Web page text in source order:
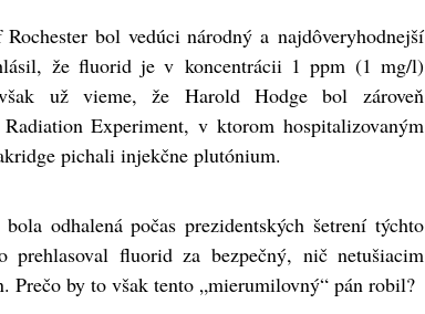
bol vedúci národný a najdôveryhodnejší
že fluorid je v koncentrácii 1 ppm (1 mg/l)
už vieme, že Harold Hodge bol zároveň
Experiment, v ktorom hospitalizovaným
pichali injekčne plutónium.
odhalená počas prezidentských šetrení týchto
prehlasoval fluorid za bezpečný, nič netušiacim
Prečo by to však tento „mierumilovný“ pán robil?